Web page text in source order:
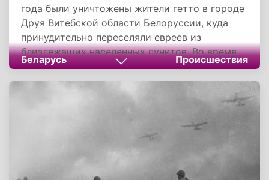
года были уничтожены жители гетто в городе
Друя Витебской области Белоруссии, куда
принудительно переселяли евреев из
близлежащих населенных пунктов. Во время
«акции» погибло 1318 евреев, чудом спаслись
только несколько человек. Во время
расстрелов узники оказали сопротивление и
Беларусь Происшествия